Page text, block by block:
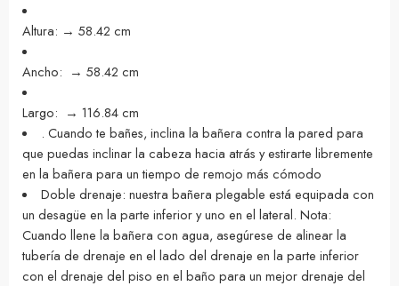
Altura: → 58.42 cm
Ancho: → 58.42 cm
Largo: → 116.84 cm
. Cuando te bañes, inclina la bañera contra la pared para
que puedas inclinar la cabeza hacia atrás y estirarte libremente
en la bañera para un tiempo de remojo más cómodo
Doble drenaje: nuestra bañera plegable está equipada con
un desagüe en la parte inferior y uno en el lateral. Nota:
Cuando llene la bañera con agua, asegúrese de alinear la
tubería de drenaje en el lado del drenaje en la parte inferior
con el drenaje del piso en el baño para un mejor drenaje del